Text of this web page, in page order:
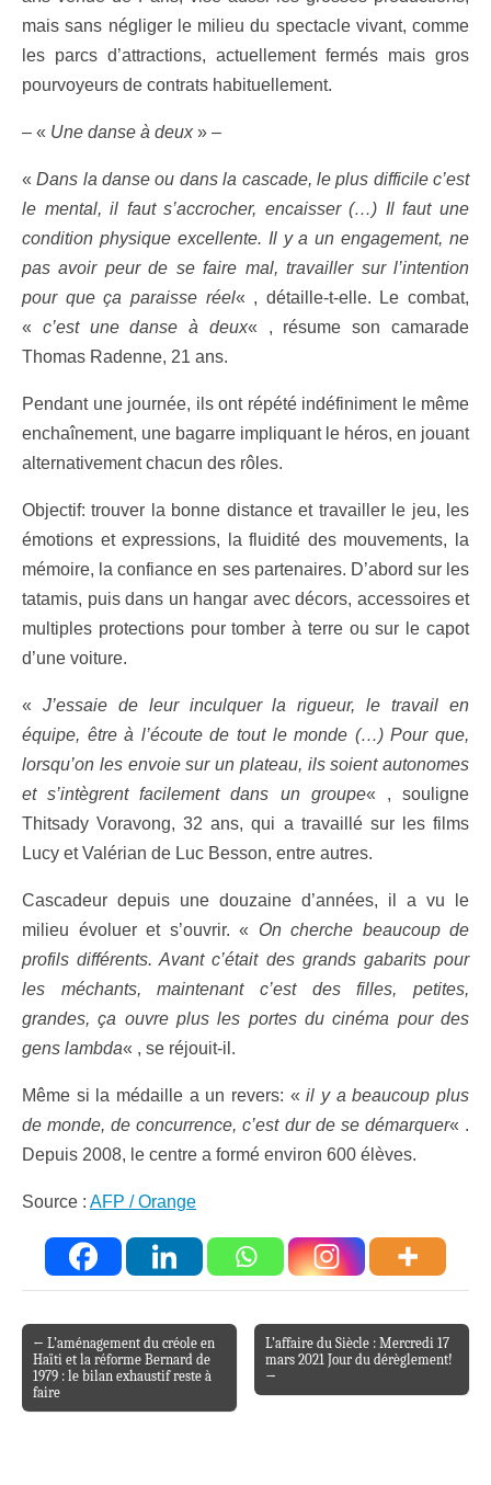
mais sans négliger le milieu du spectacle vivant, comme
les parcs d’attractions, actuellement fermés mais gros
pourvoyeurs de contrats habituellement.
– « Une danse à deux» –
«Dans la danse ou dans la cascade, le plus difficile c’est
le mental, il faut s’accrocher, encaisser (…) Il faut une
condition physique excellente. Il y a un engagement, ne
pas avoir peur de se faire mal, travailler sur l’intention
pour que ça paraisse réel« , détaille-t-elle. Le combat,
« c’est une danse à deux« , résume son camarade
Thomas Radenne, 21 ans.
Pendant une journée, ils ont répété indéfiniment le même
enchaînement, une bagarre impliquant le héros, en jouant
alternativement chacun des rôles.
Objectif: trouver la bonne distance et travailler le jeu, les
émotions et expressions, la fluidité des mouvements, la
mémoire, la confiance en ses partenaires. D’abord sur les
tatamis, puis dans un hangar avec décors, accessoires et
multiples protections pour tomber à terre ou sur le capot
d’une voiture.
« J’essaie de leur inculquer la rigueur, le travail en
équipe, être à l’écoute de tout le monde (…) Pour que,
lorsqu’on les envoie sur un plateau, ils soient autonomes
et s’intègrent facilement dans un groupe« , souligne
Thitsady Voravong, 32 ans, qui a travaillé sur les films
Lucy et Valérian de Luc Besson, entre autres.
Cascadeur depuis une douzaine d’années, il a vu le
milieu évoluer et s’ouvrir. « On cherche beaucoup de
profils différents. Avant c’était des grands gabarits pour
les méchants, maintenant c’est des filles, petites,
grandes, ça ouvre plus les portes du cinéma pour des
gens lambda« , se réjouit-il.
Même si la médaille a un revers: «il y a beaucoup plus
de monde, de concurrence, c’est dur de se démarquer« .
Depuis 2008, le centre a formé environ 600 élèves.
Source : AFP / Orange
Post navigation
← L’aménagement du créole en
Haïti et la réforme Bernard de
1979 : le bilan exhaustif reste à
faire
L’affaire du Siècle : Mercredi 17
mars 2021 Jour du dérèglement!
→